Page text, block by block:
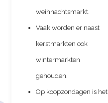
weihnachtsmarkt.
Vaak worden er naast
kerstmarkten ook
wintermarkten
gehouden.
Op koopzondagen is het